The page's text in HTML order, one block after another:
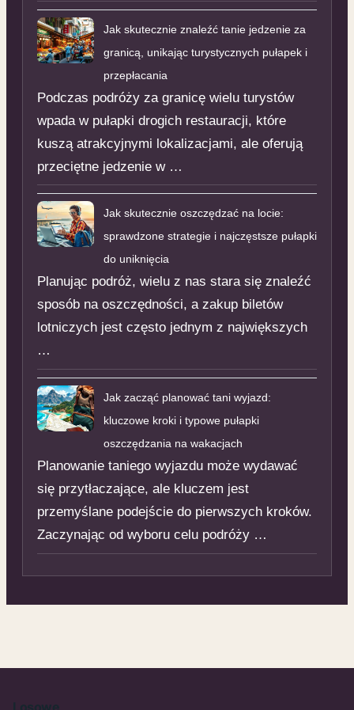
Jak skutecznie znaleźć tanie jedzenie za
granicą, unikając turystycznych pułapek i
przepłacania
Podczas podróży za granicę wielu turystów
wpada w pułapki drogich restauracji, które
kuszą atrakcyjnymi lokalizacjami, ale oferują
przeciętne jedzenie w …
Jak skutecznie oszczędzać na locie:
sprawdzone strategie i najczęstsze pułapki
do uniknięcia
Planując podróż, wielu z nas stara się znaleźć
sposób na oszczędności, a zakup biletów
lotniczych jest często jednym z największych
…
Jak zacząć planować tani wyjazd:
kluczowe kroki i typowe pułapki
oszczędzania na wakacjach
Planowanie taniego wyjazdu może wydawać
się przytłaczające, ale kluczem jest
przemyślane podejście do pierwszych kroków.
Zaczynając od wyboru celu podróży …